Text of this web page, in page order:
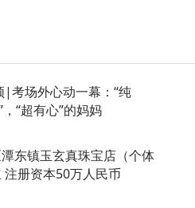
|考场外心动一幕：“纯
，“超有心”的妈妈
东镇玉玄真珠宝店（个体
注册资本50万人民币